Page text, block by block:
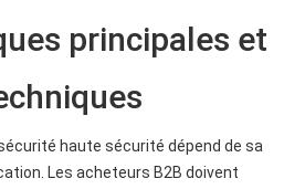
principales et
haute sécurité dépend de sa
Les acheteurs B2B doivent